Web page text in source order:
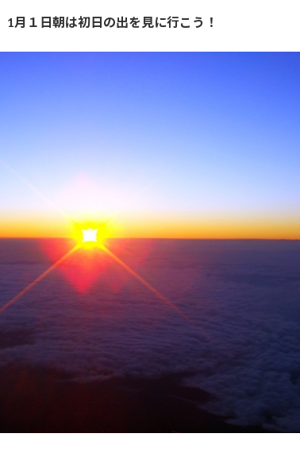
1月１日朝は初日の出を見に行こう！